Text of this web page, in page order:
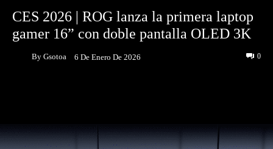
CES 2026 | ROG lanza la primera laptop
gamer 16” con doble pantalla OLED 3K
By Gsotoa 6 De Enero De 2026 0